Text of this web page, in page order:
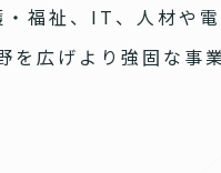
福祉、IT、人材や
広げより強固な事